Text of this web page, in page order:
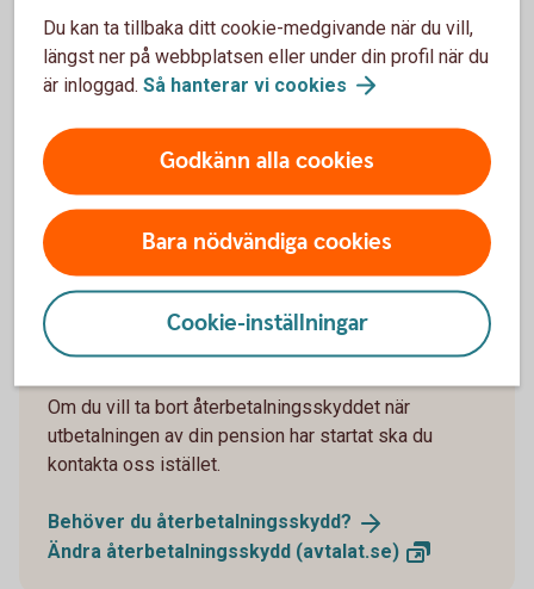
Du kan enkelt pausa din pensionsutbetalning och
även förkorta, förlänga eller ta bort en pågående
paus.
Pausa din
Återbetalningsskydd
Du kan ändra återbetalningsskydd genom att logga
Om du vill ta bort återbetalningsskyddet när
utbetalningen av din pension har startat ska du
kontakta oss istället.
Behöver du återbetalningsskydd?
Ändra återbetalningsskydd (avtalat.se)
Du kan ta tillbaka ditt cookie-medgivande när du vill,
längst ner på webbplatsen eller under din profil när du
är inloggad. Så hanterar vi cookies
Godkänn alla cookies
Bara nödvändiga cookies
Cookie-inställningar